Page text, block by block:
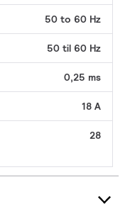
50 to 60 Hz
50 til 60 Hz
0,25 ms
18 A
28